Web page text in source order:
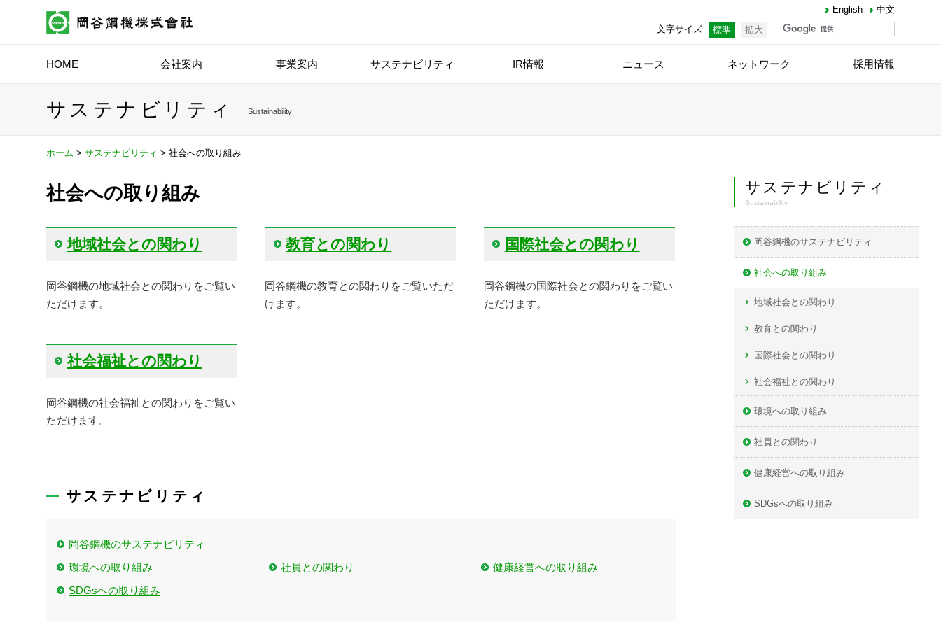
English
中文
文字サイズ
標準 拡大
HOME 会社案内 事業案内 サステナビリティ IR情報 ニュース ネットワーク 採用情報
サステナビリティ Sustainability
ホーム > サステナビリティ > 社会への取り組み
社会への取り組み
地域社会との関わり
岡谷鋼機の地域社会との関わりをご覧い
ただけます。
教育との関わり
岡谷鋼機の教育との関わりをご覧いただ
けます。
国際社会との関わり
岡谷鋼機の国際社会との関わりをご覧い
ただけます。
社会福祉との関わり
岡谷鋼機の社会福祉との関わりをご覧い
ただけます。
サステナビリティ
岡谷鋼機のサステナビリティ
環境への取り組み
社員との関わり
健康経営への取り組み
SDGsへの取り組み
サステナビリティ
Sustainability
岡谷鋼機のサステナビリティ
社会への取り組み
地域社会との関わり
教育との関わり
国際社会との関わり
社会福祉との関わり
環境への取り組み
社員との関わり
健康経営への取り組み
SDGsへの取り組み